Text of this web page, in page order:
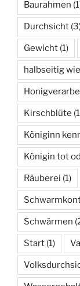
Baurahmen
Durchsicht
Gewicht (1)
halbseitig
Kirschblüte
Königinn
Königin tot
Räuberei (1)
Schwärmen
Start (1)